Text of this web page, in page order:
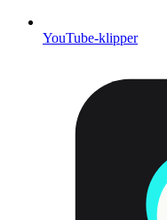
YouTube-klipper